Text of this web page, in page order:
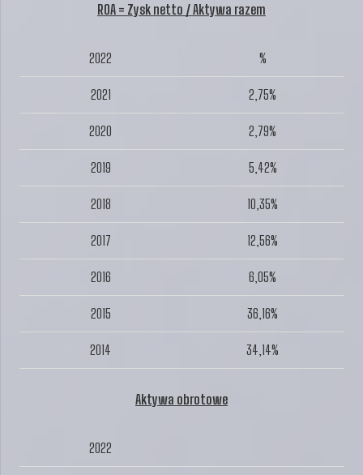
ROA = Zysk netto / Aktywa razem
2022 %
2021 2,75%
2020 2,79%
2019 5,42%
2018 10,35%
2017 12,56%
2016 6,05%
2015 36,16%
2014 34,14%
Aktywa obrotowe
2022